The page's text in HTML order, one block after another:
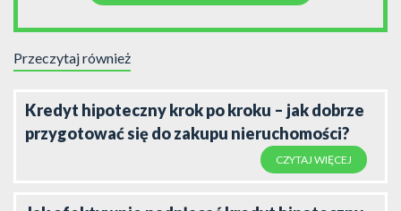
Przeczytaj również
Kredyt hipoteczny krok po kroku – jak dobrze
przygotować się do zakupu nieruchomości?
CZYTAJ WIĘCEJ